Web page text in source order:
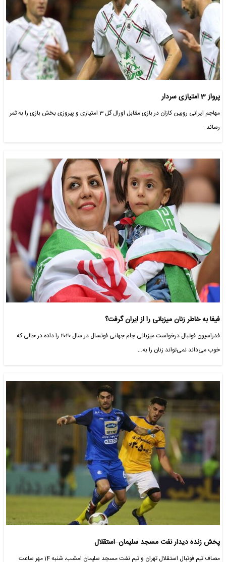
پرواز 3 امتیازی سردار
مهاجم ایرانی روبین کازان در بازی مقابل اورال گل 3 امتیازی و پیروزی بخش بازی را به ثمر
رساند.
فیفا به خاطر زنان میزبانی را از ایران گرفت؟
فدراسیون فوتبال درخواست میزبانی جام جهانی فوتسال در سال ۲۰۲۰ را داده در حالی که
خوب می‌داند نمی‌تواند زنان را به…
پخش زنده دیدار نفت مسجد سلیمان–استقلال
مصاف تیم فوتبال استقلال تهران و تیم نفت مسجد سلیمان امشب، شنبه 14 مهر ساعت